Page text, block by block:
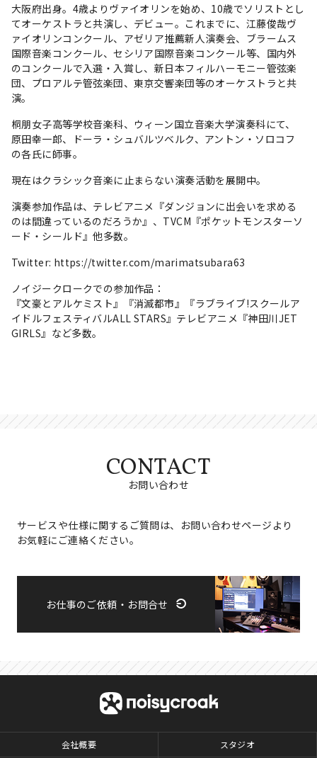
大阪府出身。4歳よりヴァイオリンを始め、10歳でソリストとし
てオーケストラと共演し、デビュー。これまでに、江藤俊哉ヴ
ァイオリンコンクール、アゼリア推薦新人演奏会、ブラームス
国際音楽コンクール、セシリア国際音楽コンクール等、国内外
のコンクールで入選・入賞し、新日本フィルハーモニー管弦楽
団、プロアルテ管弦楽団、東京交響楽団等のオーケストラと共
演。
桐朋女子高等学校音楽科、ウィーン国立音楽大学演奏科にて、
原田幸一郎、ドーラ・シュバルツベルク、アントン・ソロコフ
の各氏に師事。
現在はクラシック音楽に止まらない演奏活動を展開中。
演奏参加作品は、テレビアニメ『ダンジョンに出会いを求める
のは間違っているのだろうか』、TVCM『ポケットモンスターソ
ード・シールド』他多数。
Twitter: https://twitter.com/marimatsubara63
ノイジークロークでの参加作品：
『文豪とアルケミスト』『消滅都市』『ラブライブ!スクールア
イドルフェスティバルALL STARS』テレビアニメ『神田川JET
GIRLS』など多数。
CONTACT
お問い合わせ
サービスや仕様に関するご質問は、お問い合わせページより
お気軽にご連絡ください。
お仕事のご依頼・お問合せ
会社概要 スタジオ